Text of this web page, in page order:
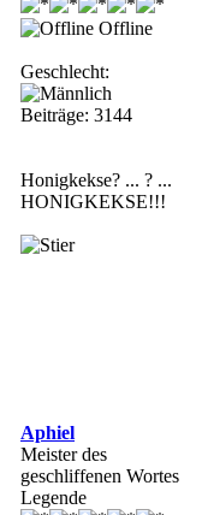
Offline
Geschlecht:
Beiträge: 3144
Honigkekse? ... ? ...
HONIGKEKSE!!!
Aphiel
Meister des
geschliffenen Wortes
Legende